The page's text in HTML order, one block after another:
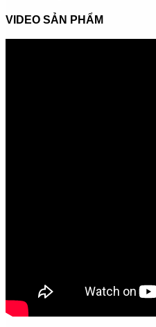
VIDEO SẢN PHẨM